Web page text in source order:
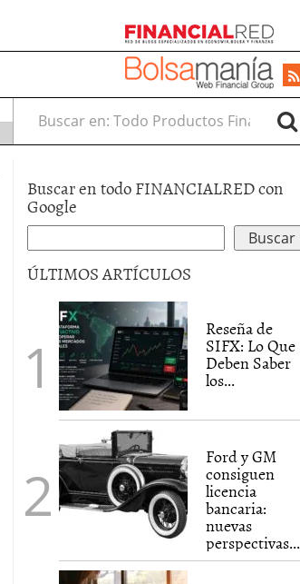
Buscar en:
Buscar en todo FINANCIALRED con
Google
ÚLTIMOS ARTÍCULOS
Reseña de
SIFX: Lo Que
Deben Saber
los...
Ford y GM
consiguen
licencia
bancaria:
nuevas
perspectivas...